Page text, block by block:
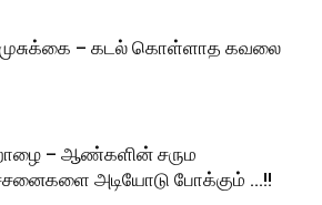
– கடல் கொள்ளாத கவலை
– ஆண்களின் சரும
அடியோடு போக்கும் …!!